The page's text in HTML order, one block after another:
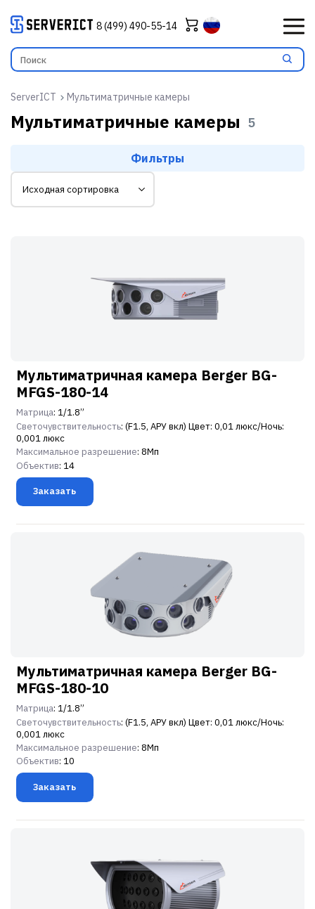
8 (499) 490-55-14
ServerICT Мультиматричные камеры
Мультиматричные камеры 5
Фильтры
Мультиматричная камера Berger BG-
MFGS-180-14
Матрица: 1/1.8”
Светочувствительность: (F1.5, АРУ вкл) Цвет: 0,01 люкс/Ночь:
0,001 люкс
Максимальное разрешение: 8Мп
Объектив: 14
Заказать
Мультиматричная камера Berger BG-
MFGS-180-10
Матрица: 1/1.8”
Светочувствительность: (F1.5, АРУ вкл) Цвет: 0,01 люкс/Ночь:
0,001 люкс
Максимальное разрешение: 8Мп
Объектив: 10
Заказать